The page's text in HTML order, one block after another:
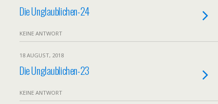
Die Unglaublichen-24
KEINE ANTWORT
18 AUGUST, 2018
Die Unglaublichen-23
KEINE ANTWORT